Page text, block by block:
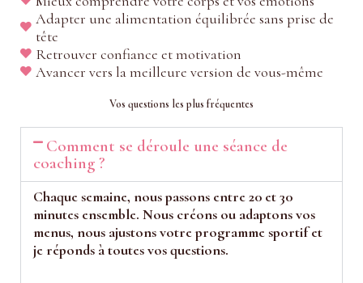
Adapter une alimentation équilibrée sans prise de
tête
Retrouver confiance et motivation
Avancer vers la meilleure version de vous-même
Vos questions les plus fréquentes
Comment se déroule une séance de
coaching ?
Chaque semaine, nous passons entre 20 et 30
minutes ensemble. Nous créons ou adaptons vos
menus, nous ajustons votre programme sportif et
je réponds à toutes vos questions.